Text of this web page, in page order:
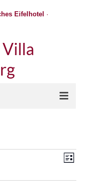
Eifelhotel ·
Liste